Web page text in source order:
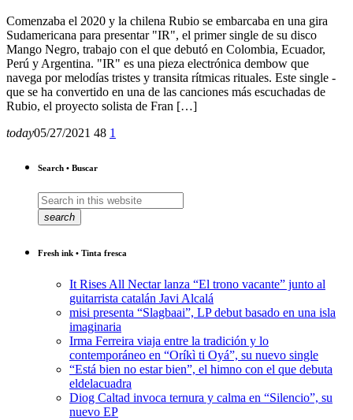
Comenzaba el 2020 y la chilena Rubio se embarcaba en una gira
Sudamericana para presentar "IR", el primer single de su disco
Mango Negro, trabajo con el que debutó en Colombia, Ecuador,
Perú y Argentina. "IR" es una pieza electrónica dembow que
navega por melodías tristes y transita rítmicas rituales. Este single -
que se ha convertido en una de las canciones más escuchadas de
Rubio, el proyecto solista de Fran […]
today05/27/2021 48 1
Search • Buscar
search
Fresh ink • Tinta fresca
It Rises All Nectar lanza “El trono vacante” junto al
guitarrista catalán Javi Alcalá
misi presenta “Slagbaai”, LP debut basado en una isla
imaginaria
Irma Ferreira viaja entre la tradición y lo
contemporáneo en “Oríkì ti Oyá”, su nuevo single
“Está bien no estar bien”, el himno con el que debuta
eldelacuadra
Diog Caltad invoca ternura y calma en “Silencio”, su
nuevo EP